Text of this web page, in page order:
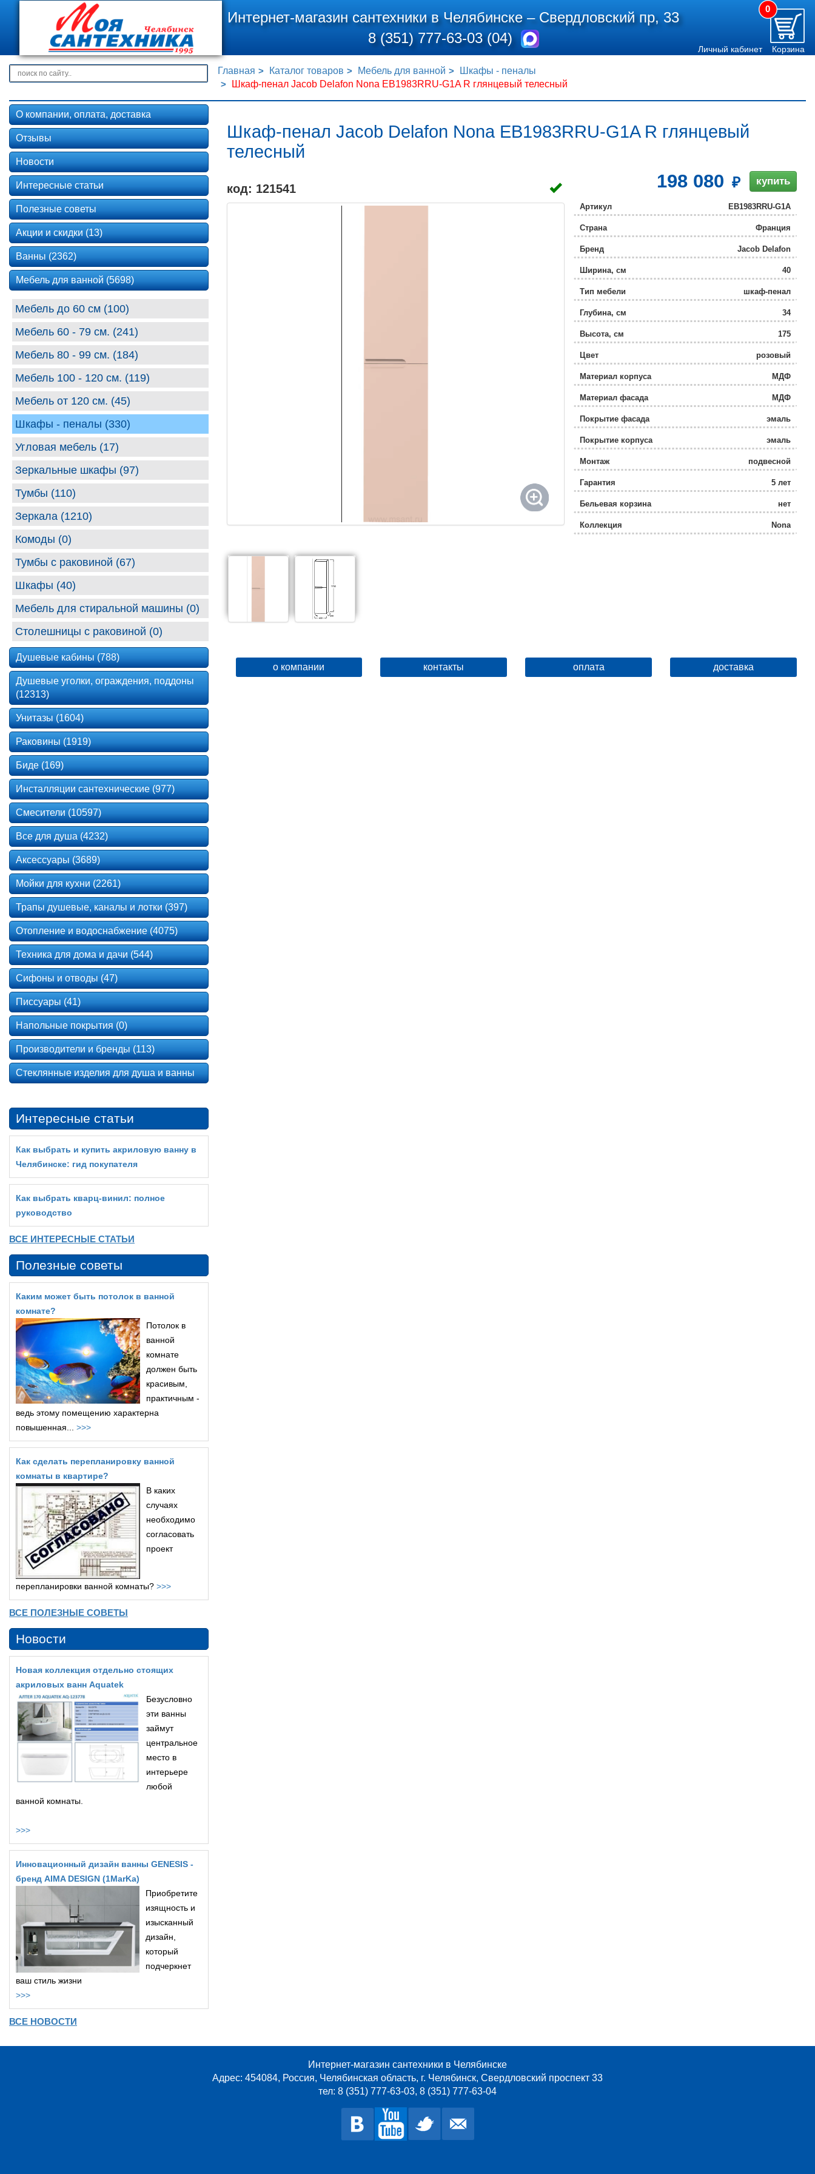
Интернет-магазин сантехники в Челябинске –Свердловский пр, 33
8 (351) 777-63-03 (04)
0
Личный кабинет Корзина
Главная Каталог товаров Мебель для ванной
Шкафы - пеналы
Шкаф-пенал Jacob Delafon Nona EB1983RRU-G1A R глянцевый телесный
Шкаф-пенал Jacob Delafon Nona EB1983RRU-G1A R глянцевый
телесный
код: 121541 198 080 купить
Артикул EB1983RRU-G1A
Страна Франция
Бренд Jacob Delafon
Ширина, см 40
Тип мебели шкаф-пенал
Глубина, см 34
Высота, см 175
Цвет розовый
Материал корпуса МДФ
Материал фасада МДФ
Покрытие фасада эмаль
Покрытие корпуса эмаль
Монтаж подвесной
Гарантия 5 лет
Бельевая корзина нет
Коллекция Nona
о компании контакты оплата доставка
О компании, оплата, доставка
Отзывы
Новости
Интересные статьи
Полезные советы
Акции и скидки (13)
Ванны (2362)
Мебель для ванной (5698)
Мебель до 60 см (100)
Мебель 60 - 79 см. (241)
Мебель 80 - 99 cм. (184)
Мебель 100 - 120 см. (119)
Мебель от 120 см. (45)
Шкафы - пеналы (330)
Угловая мебель (17)
Зеркальные шкафы (97)
Тумбы (110)
Зеркала (1210)
Комоды (0)
Тумбы с раковиной (67)
Шкафы (40)
Мебель для стиральной машины (0)
Столешницы с раковиной (0)
Душевые кабины (788)
Душевые уголки, ограждения, поддоны
(12313)
Унитазы (1604)
Раковины (1919)
Биде (169)
Инсталляции сантехнические (977)
Смесители (10597)
Все для душа (4232)
Аксессуары (3689)
Мойки для кухни (2261)
Трапы душевые, каналы и лотки (397)
Отопление и водоснабжение (4075)
Техника для дома и дачи (544)
Сифоны и отводы (47)
Писсуары (41)
Напольные покрытия (0)
Производители и бренды (113)
Стеклянные изделия для душа и ванны
Интересные статьи
Как выбрать и купить акриловую ванну в
Челябинске: гид покупателя
Как выбрать кварц‑винил: полное
руководство
ВСЕ ИНТЕРЕСНЫЕ СТАТЬИ
Полезные советы
Каким может быть потолок в ванной
комнате?
Потолок в
ванной
комнате
должен быть
красивым,
практичным -
ведь этому помещению характерна
повышенная... >>>
Как сделать перепланировку ванной
комнаты в квартире?
В каких
случаях
необходимо
согласовать
проект
перепланировки ванной комнаты? >>>
ВСЕ ПОЛЕЗНЫЕ СОВЕТЫ
Новости
Новая коллекция отдельно стоящих
акриловых ванн Aquatek
Безусловно
эти ванны
займут
центральное
место в
интерьере
любой
ванной комнаты.
>>>
Инновационный дизайн ванны GENESIS -
бренд AIMA DESIGN (1MarKa)
Приобретите
изящность и
изысканный
дизайн,
который
подчеркнет
ваш стиль жизни
>>>
ВСЕ НОВОСТИ
Интернет-магазин сантехники в Челябинске
Адрес: 454084, Россия, Челябинская область, г. Челябинск, Свердловский проспект 33
тел: 8 (351) 777-63-03, 8 (351) 777-63-04